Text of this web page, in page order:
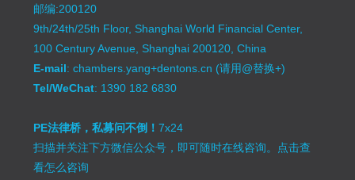
邮编:200120
9th/24th/25th Floor, Shanghai World Financial Center,
100 Century Avenue, Shanghai 200120, China
E-mail: chambers.yang+dentons.cn (请用@替换+)
Tel/WeChat: 1390 182 6830
PE法律桥，私募问不倒！7x24
扫描并关注下方微信公众号，即可随时在线咨询。 点击查
看怎么咨询